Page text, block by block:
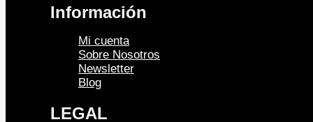
Información
Mi cuenta
Sobre Nosotros
Newsletter
Blog
LEGAL